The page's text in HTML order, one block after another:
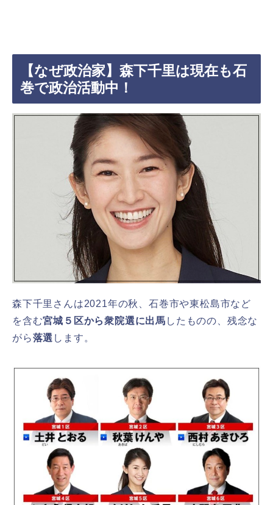
【なぜ政治家】森下千里は現在も石
巻で政治活動中！
森下千里さんは2021年の秋、石巻市や東松島市など
を含む宮城５区から衆院選に出馬 したものの、残念な
がら落選 します。